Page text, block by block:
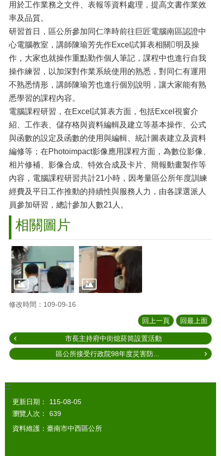
用於工作業務之文件、表報等資料處理，提高文書作業效
率及品質。
研習首日，區公所參加同仁準時前往巨匠電腦南區認證中
心電腦教室，講師陳瑜芳先作Excel試算表相關明及操
作，大家也就操作重點勤作個人筆記，課程中也進行自我
操作練習，以加深對作業系統使用的熟悉，對同仁有運用
不熟悉情形，講師陳瑜芳也進行個別說明，讓大家能有熟
悉學習的課程內容。
電腦課程研習，在Excel試算表方面，包括Excel視窗介
紹、工作表、儲存格與資料編輯及建立等基本操作、公式
與函數的設定及函數的使用與編輯、統計圖表建立及資料
編修等；在Photoimpact影像應用課程方面，為數位影像、
相片修補、影像合成、特效合成及卡片、簡報動畫製作等
內容，電腦課程研習共計21小時，因考量區公所年度訓練
經費及平日工作推動的持續性與服務人力，由各課選派人
員參加研習，總計參加人數21人。
相關圖片
修改時間：109-09-16
回上一頁 回最上面
市長主持府中街熄菸筒設置活動
區公所接受行政院98年度災害防...
:::
更新日期：
115-08-05
瀏覽人次：
639
資料維護：臺南市中西區公所